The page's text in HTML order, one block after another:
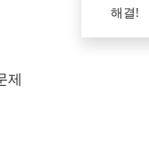
제
해결!